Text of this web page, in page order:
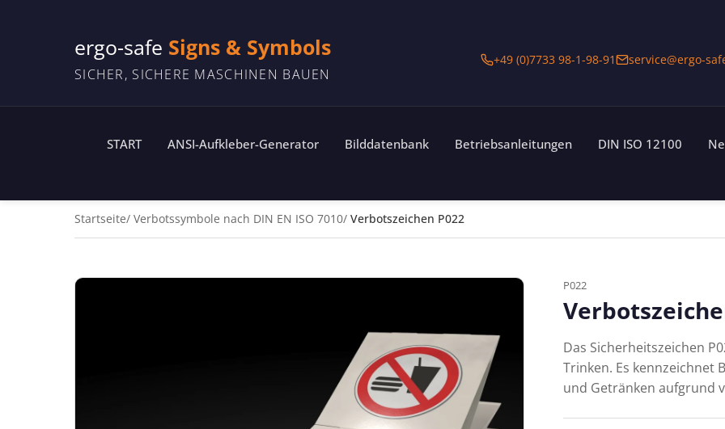
ergo-safe Signs & Symbols
SICHER, SICHERE MASCHINEN BAUEN
+49 (0)7733 98-1-98-91 service@ergo-
START ANSI-Aufkleber-Generator Bilddatenbank Betriebsanleitungen DIN ISO 12100
Startseite Verbotssymbole nach DIN EN ISO 7010 Verbotszeichen P022
P022
Das Sicherheitszeichen
Trinken. Es kennzeichnet
und Getränken aufgrund